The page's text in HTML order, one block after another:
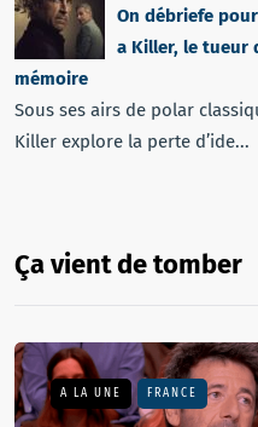
On débriefe
a Killer, le tueur
mémoire
Sous ses airs de polar
Killer explore la perte d’ide...
Ça vient de tomber
A LA UNE FRANCE